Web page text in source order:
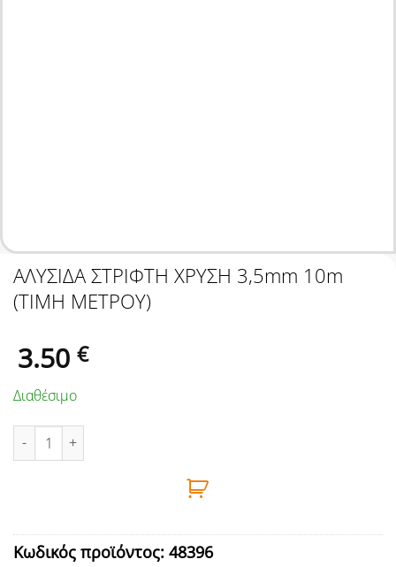
ΑΛΥΣΙΔΑ ΣΤΡΙΦΤΗ ΧΡΥΣΗ 3,5mm 10m
(ΤΙΜΗ ΜΕΤΡΟΥ)
3.50 €
Διαθέσιμο
ΑΛΥΣΙΔΑ ΣΤΡΙΦΤΗ ΧΡΥΣΗ 3,5mm 10m (ΤΙΜΗ ΜΕΤΡΟΥ) ποσότητα
Κωδικός προϊόντος: 48396